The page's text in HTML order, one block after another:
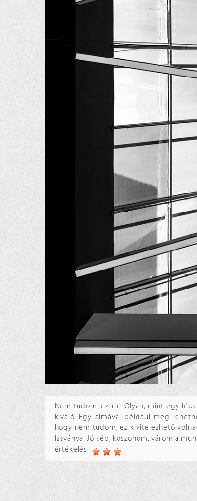
Nem tudom, ez mi. Olyan, mint egy
kiváló. Egy almával például meg
hogy nem tudom, ez kivitelezhető
látványa. Jó kép, köszönöm, várom a
értékelés: